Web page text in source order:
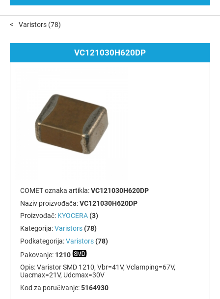
Varistors (78)
VC121030H620DP
COMET oznaka artikla:VC121030H620DP
Naziv proizvođača:VC121030H620DP
Proizvođač: KYOCERA (3)
Kategorija:Varistors (78)
Podkategorija:Varistors (78)
Pakovanje: 1210
Opis:Varistor SMD 1210, Vbr=41V, Vclamping=67V,
Uacmax=21V, Udcmax=30V
Kod za poručivanje:5164930